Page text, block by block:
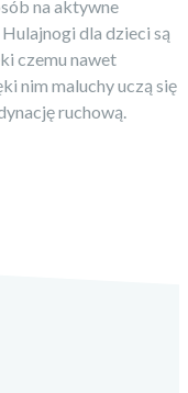
na aktywne
dla dzieci są
czemu nawet
nim maluchy uczą się
ruchową.